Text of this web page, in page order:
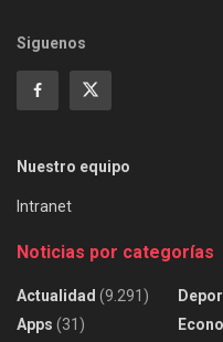
Siguenos
Nuestro equipo
Intranet
Noticias por categorías
Actualidad (9.291)
Apps (31)